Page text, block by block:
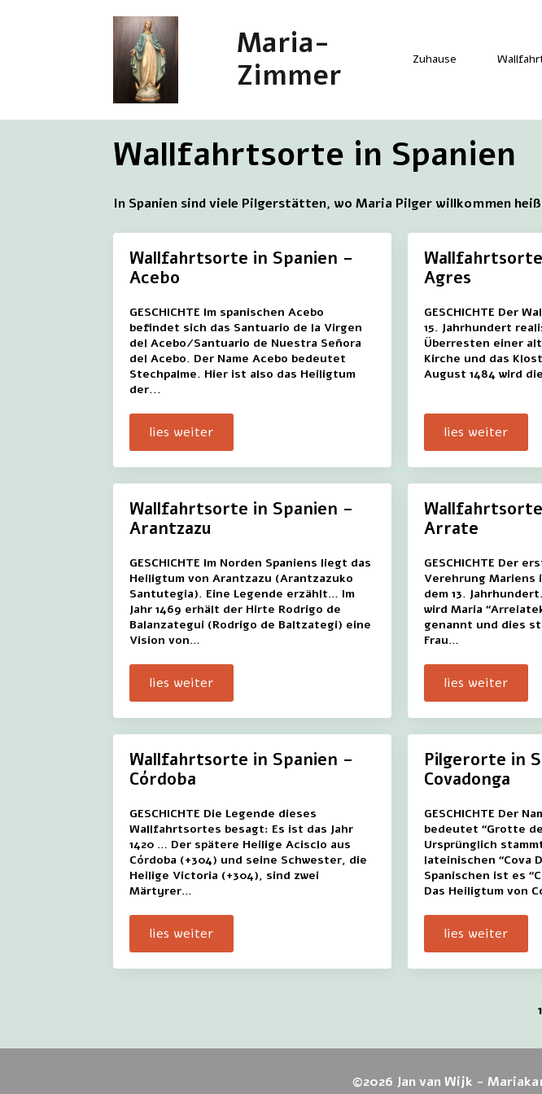
Maria-
Zimmer
Zuhause
Wallfahrtsorte in Spanien
In Spanien sind viele Pilgerstätten, wo Maria Pilger willkommen
Wallfahrtsorte in Spanien –
Acebo
GESCHICHTE Im spanischen Acebo
befindet sich das Santuario de la Virgen
del Acebo/Santuario de Nuestra Señora
del Acebo. Der Name Acebo bedeutet
Stechpalme. Hier ist also das Heiligtum
der...
lies weiter
Agres
GESCHICHTE Der
15. Jahrhundert
Überresten einer
Kirche und das
August 1484 wird
lies weiter
Wallfahrtsorte in Spanien –
Arantzazu
GESCHICHTE Im Norden Spaniens liegt das
Heiligtum von Arantzazu (Arantzazuko
Santutegia). Eine Legende erzählt… Im
Jahr 1469 erhält der Hirte Rodrigo de
Balanzategui (Rodrigo de Baltzategi) eine
Vision von…
lies weiter
Arrate
GESCHICHTE Der
Verehrung Mariens
dem 13.
wird Maria
genannt und dies
Frau…
lies weiter
Wallfahrtsorte in Spanien –
Córdoba
GESCHICHTE Die Legende dieses
Wallfahrtsortes besagt: Es ist das Jahr
1420 … Der spätere Heilige Acisclo aus
Córdoba (+304) und seine Schwester, die
Heilige Victoria (+304), sind zwei
Märtyrer…
lies weiter
Pilgerorte in
Covadonga
GESCHICHTE Der
bedeutet “Grotte
Ursprünglich
lateinischen “Cova
Spanischen ist es
Das Heiligtum von
lies weiter
1
©2026 Jan van Wijk -